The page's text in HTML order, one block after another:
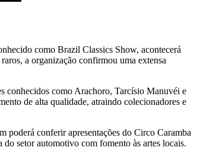
como Brazil Classics Show, acontecerá
a organização confirmou uma extensa
conhecidos como Arachoro, Tarcísio Manuvéi e
de alta qualidade, atraindo colecionadores e
poderá conferir apresentações do Circo Caramba
setor automotivo com fomento às artes locais.